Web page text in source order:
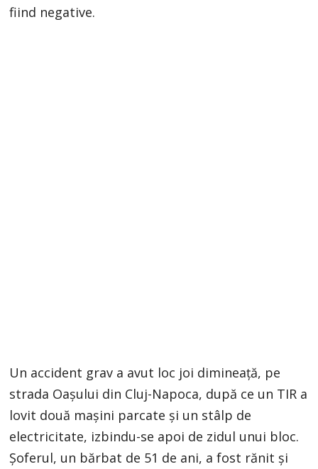
fiind negative.
Un accident grav a avut loc joi dimineață, pe
strada Oașului din Cluj-Napoca, după ce un TIR a
lovit două mașini parcate și un stâlp de
electricitate, izbindu-se apoi de zidul unui bloc.
Șoferul, un bărbat de 51 de ani, a fost rănit și